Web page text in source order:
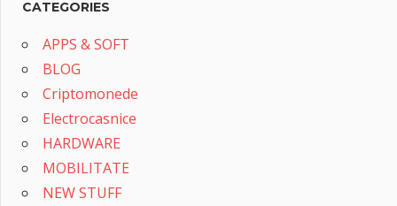
CATEGORIES
APPS & SOFT
BLOG
Criptomonede
Electrocasnice
HARDWARE
MOBILITATE
NEW STUFF